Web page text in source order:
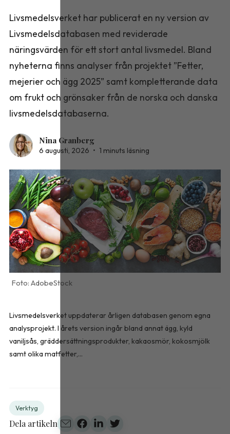
Livsmedelsverket har publicerat en ny version av
Livsmedelsdatabasen med reviderade
näringsvärden för ett stort antal livsmedel. Bland
nyheterna finns analyser från projektet ”Fetter,
mejerier och ägg 2025” samt kompletterande data
om frukt och grönsaker från de norska och danska
livsmedelsdatabaserna.
Nina Granberg
6 augusti, 2026 • 1 minuts läsning
AdobeStock
Livsmedelsverket uppdaterar årligen databasen genom egna
analysprojekt. I årets version ingår bland annat ägg, kyld
vaniljsås, gräddersättningsprodukter, kakaosmör, kokosmjölk
samt olika matfetter,...
Verktyg
Dela artikeln